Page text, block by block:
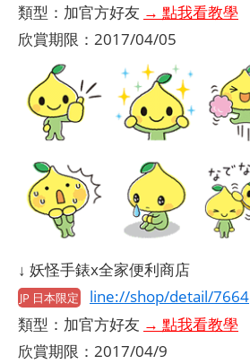
類型：加官方好友 → 點我看教學
欣賞期限：2017/04/05
↓ 妖怪手錶x全家便利商店
JP 日本限定 line://shop/detail/7664
類型：加官方好友 → 點我看教學
欣賞期限：2017/04/9